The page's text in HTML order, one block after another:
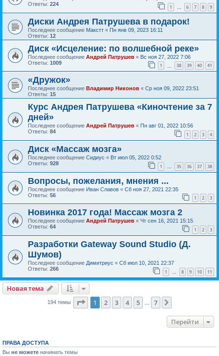
Ответы: 224 1 … 6 7 8 9
Диски Андрея Патрушева в подарок!
Последнее сообщение Макстт « Пн янв 09, 2023 16:11
Ответы: 12
Диск «Исцеление: по волшебной реке»
Последнее сообщение Андрей Патрушев « Вс ноя 27, 2022 7:06
Ответы: 1009 1 38 39 40 41
«Дружок»
Последнее сообщение Владимир Никонов « Ср ноя 09, 2022 23:51
Ответы: 15
Курс Андрея Патрушева «Киночтение за 7
дней»
Последнее сообщение Андрей Патрушев « Пн авг 01, 2022 10:56
Ответы: 84 1 2 3 4
Диск «Массаж мозга»
Последнее сообщение Сидиус « Вт июл 05, 2022 0:52
Ответы: 928 1 … 35 36 37 38
Вопросы, пожелания, мнения ...
Последнее сообщение Иван Славов « Сб ноя 27, 2021 22:35
Ответы: 56 1 2 3
Новинка 2017 года! Массаж мозга 2
Последнее сообщение Андрей Патрушев « Чт сен 16, 2021 15:15
Ответы: 64 1 2 3
Разработки Gateway Sound Studio (Д.
Шумов)
Последнее сообщение Димитриус « Сб июл 10, 2021 22:37
Ответы: 266 1 8 9 10 11
Новая тема
194 темы Страница из
1 2 3 4 5 7
Перейти
ПРАВА ДОСТУПА
Вы не можете начинать темы